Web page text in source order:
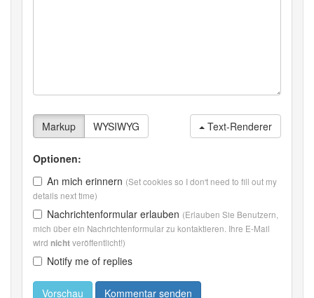
Text-Renderer
Optionen:
An mich erinnern (Set cookies so I don't need to fill out my
details next time)
Nachrichtenformular erlauben (Erlauben Sie Benutzern,
mich über ein Nachrichtenformular zu kontaktieren. Ihre E-Mail
wird nichtveröffentlicht!)
Notify me of replies